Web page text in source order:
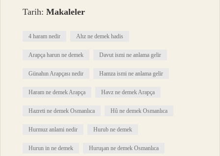
Tarih:Makaleler
4 haram nedir Ahz ne demek hadis
Arapça harun ne demek Davut ismi ne anlama gelir
Günahın Arapçası nedir Hamza ismi ne anlama gelir
Haram ne demek Arapça Havz ne demek Arapça
Hazreti ne demek Osmanlıca Hû ne demek Osmanlıca
Hurmuz anlami nedir Hurub ne demek
Hurun in ne demek Huruşan ne demek Osmanlıca